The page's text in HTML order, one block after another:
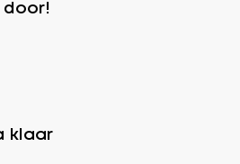
door!
klaar